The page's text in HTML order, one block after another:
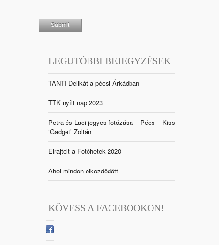
LEGUTÓBBI BEJEGYZÉSEK
TANTI Delikát a pécsi Árkádban
TTK nyílt nap 2023
Petra és Laci jegyes fotózása – Pécs – Kiss
‘Gadget’ Zoltán
Elrajtolt a Fotóhetek 2020
Ahol minden elkezdődött
KÖVESS A FACEBOOKON!